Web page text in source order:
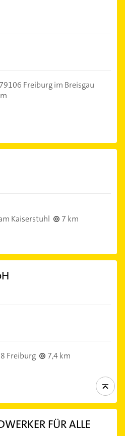
79106 Freiburg im Breisgau
Kaiserstuhl
7 km
Freiburg
7,4 km
FÜR ALLE